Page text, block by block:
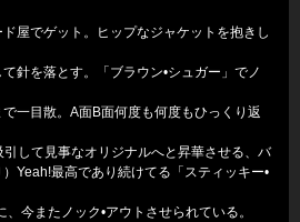
屋でゲット。ヒップなジャケットを抱きし
針を落とす。「ブラウン•シュガー」でノ
で一目散。A面B面何度も何度もひっくり返
して見事なオリジナルへと昇華させる、バ
Yeah!最高であり続けてる「スティッキー•
今またノック•アウトさせられている。